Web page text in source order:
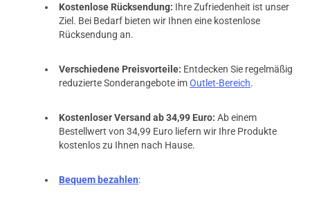
Kostenlose Rücksendung: Ihre Zufriedenheit ist unser
Ziel. Bei Bedarf bieten wir Ihnen eine kostenlose
Rücksendung an.
Verschiedene Preisvorteile: Entdecken Sie regelmäßig
reduzierte Sonderangebote imOutlet-Bereich.
Kostenloser Versand ab 34,99 Euro: Ab einem
Bestellwert von 34,99 Euro liefern wir Ihre Produkte
kostenlos zu Ihnen nach Hause.
Bequem bezahlen: